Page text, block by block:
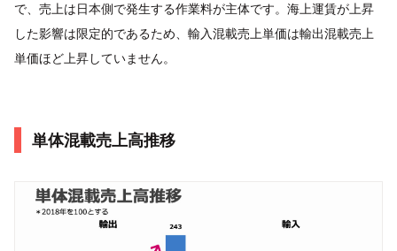
で、売上は日本側で発生する作業料が主体です。海上運賃が上昇
した影響は限定的であるため、輸入混載売上単価は輸出混載売上
単価ほど上昇していません。
単体混載売上高推移